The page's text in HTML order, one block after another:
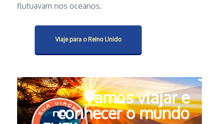
flutuavam nos oceanos.
Viaje para o Reino Unido
Vamos viajar e
conhecer o mundo